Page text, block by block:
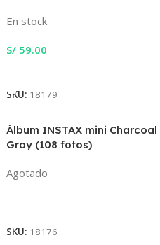
En stock
S/ 59.00
SKU: 18179
Álbum INSTAX mini Charcoal
Gray (108 fotos)
Agotado
SKU: 18176